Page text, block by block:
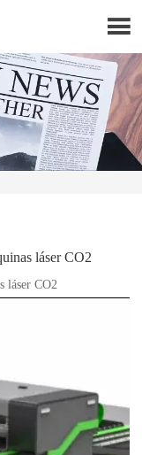

láser CO2
láser CO2